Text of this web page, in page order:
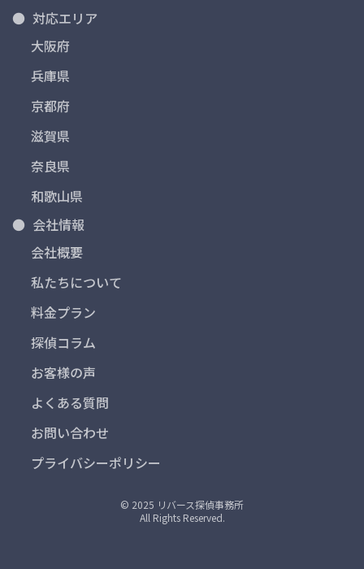
対応エリア
大阪府
兵庫県
京都府
滋賀県
奈良県
和歌山県
会社情報
会社概要
私たちについて
料金プラン
探偵コラム
お客様の声
よくある質問
お問い合わせ
プライバシーポリシー
© 2025 リバース探偵事務所
All Rights Reserved.